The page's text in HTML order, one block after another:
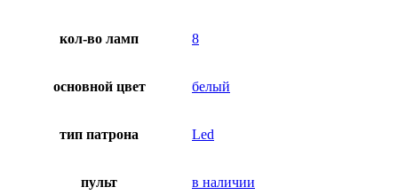
кол-во ламп 8
основной цвет белый
тип патрона Led
пульт в наличии